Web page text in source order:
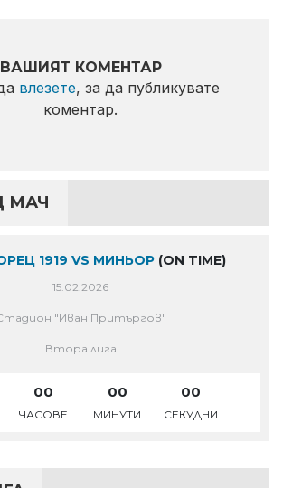
ВАШИЯТ КОМЕНТАР
влезете, за да публикувате
коментар.
МАЧ
1919 VS МИНЬОР (ON TIME)
15.02.2026
"Иван Притъргов"
Втора лига
00
ЧАСОВЕ
00
МИНУТИ
00
СЕКУДНИ